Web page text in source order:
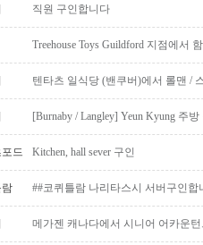
직원 구인합니다
Treehouse Toys Guildford 지점에서
텐타츠 일식당 (밴쿠버)에서 롤맨 /
[Burnaby / Langley] Yeun Kyung 주
드 Kitchen, hall sever 구인
람 ##코퀴틀람 나리타스시 서버구인합
메가젠 캐나다에서 시니어 어카운